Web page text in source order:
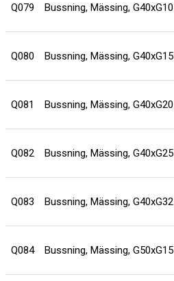
Q079 Bussning, Mässing, G40xG10
Q080 Bussning, Mässing, G40xG15
Q081 Bussning, Mässing, G40xG20
Q082 Bussning, Mässing, G40xG25
Q083 Bussning, Mässing, G40xG32
Q084 Bussning, Mässing, G50xG15